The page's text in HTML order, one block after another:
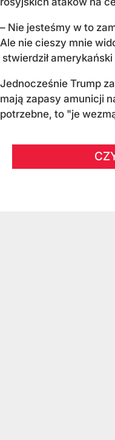
– Nie jesteśmy w to
Ale nie cieszy mnie
stwierdził
Jednocześnie Trump
mają zapasy amunicji
potrzebne, to "je